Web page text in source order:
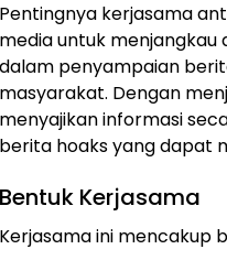
Pentingnya kerjasama
media untuk menjangkau
dalam penyampaian
masyarakat. Dengan
menyajikan informasi
berita hoaks yang dapat
Bentuk Kerjasama
Kerjasama ini mencakup